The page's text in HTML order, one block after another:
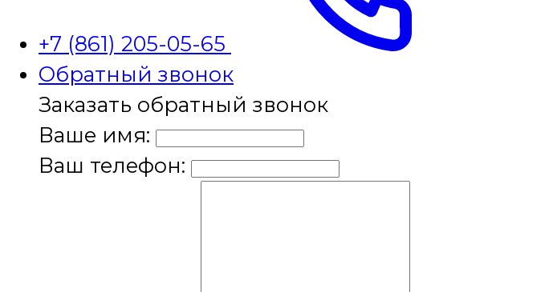
+7 (861) 205-05-65
Обратный звонок
Заказать обратный звонок
Ваше имя:
Ваш телефон: